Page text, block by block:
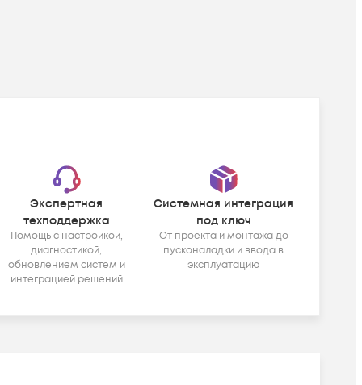
Экспертная
техподдержка
Помощь с настройкой,
диагностикой,
обновлением систем и
интеграцией решений
Системная интеграция
под ключ
От проекта и монтажа до
пусконаладки и ввода в
эксплуатацию